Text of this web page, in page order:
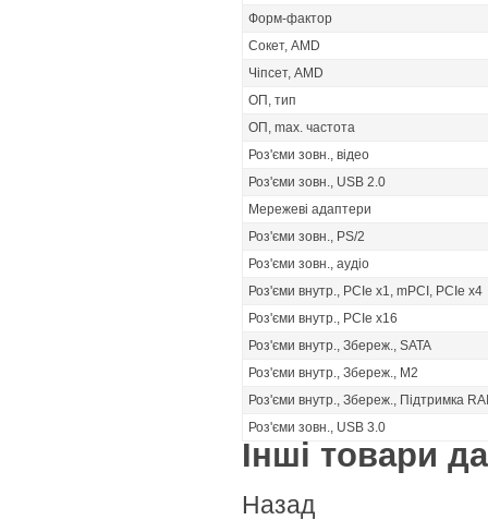
Форм-фактор
Сокет, AMD
Чіпсет, AMD
ОП, тип
ОП, max. частота
Роз'єми зовн., відео
Роз'єми зовн., USB 2.0
Мережеві адаптери
Роз'єми зовн., PS/2
Роз'єми зовн., аудіо
Роз'єми внутр., PCIe x1, mPCI, PCIe x4
Роз'єми внутр., PCIe x16
Роз'єми внутр., Збереж., SATA
Роз'єми внутр., Збереж., M2
Роз'єми внутр., Збереж., Підтримка
Роз'єми зовн., USB 3.0
Інші товари
Назад